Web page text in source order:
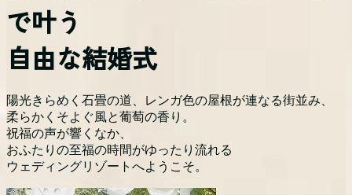
で叶う
自由な結婚式
陽光きらめく石畳の道、レンガ色の屋根が連なる街並み、
柔らかくそよぐ風と葡萄の香り。
祝福の声が響くなか、
おふたりの至福の時間がゆったり流れる
ウェディングリゾートへようこそ。